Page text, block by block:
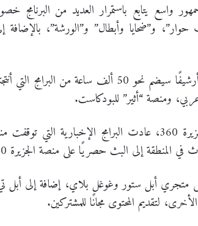
واسع يتابع باستمرار العديد من البرنامج
و”ضحايا وأبطال” و”الورشة”، بالإضافة
كما توفر المنصة أرشيفًا سيضم نحو 50 ألف
في المنطقة إلى البث حصريًا على منصة الجزيرة 360.
متجري أبل ستور وغوغل بلاي، إضافة إلى
لتقديم المحتوى مجانًا للمشتركين.